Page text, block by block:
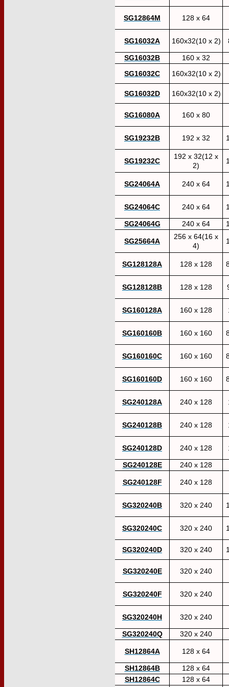
SG12864M 128 x 64
SG16032A 160x32(10 x 2)
SG16032B
160 x 32
SG16032C
160x32(10 x 2)
SG16032D 160x32(10 x 2)
SG16080A 160 x 80
SG19232B 192 x 32
SG19232C
192 x 32(12 x
2)
SG24064A 240 x 64
SG24064C 240 x 64
SG24064G 240 x 64
SG25664A
256 x 64(16 x
4)
SG128128A 128 x 128
SG128128B 128 x 128
SG160128A 160 x 128
SG160160B 160 x 160
SG160160C 160 x 160
SG160160D 160 x 160
SG240128A 240 x 128
SG240128B 240 x 128
SG240128D 240 x 128
SG240128E 240 x 128
SG240128F 240 x 128
SG320240B 320 x 240
SG320240C 320 x 240
SG320240D 320 x 240
SG320240E 320 x 240
SG320240F 320 x 240
SG320240H 320 x 240
SG320240Q 320 x 240
SH12864A 128 x 64
SH12864B
128 x 64
SH12864C
128 x 64